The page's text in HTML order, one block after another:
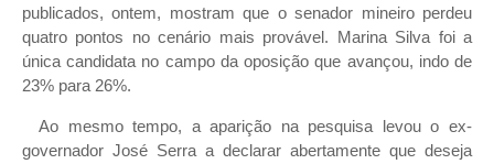
publicados, ontem, mostram que o senador mineiro perdeu
quatro pontos no cenário mais provável. Marina Silva foi a
única candidata no campo da oposição que avançou, indo de
23% para 26%.
Ao mesmo tempo, a aparição na pesquisa levou o ex-
governador José Serra a declarar abertamente que deseja